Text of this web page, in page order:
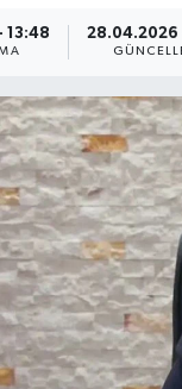
13:48 28.04.2026